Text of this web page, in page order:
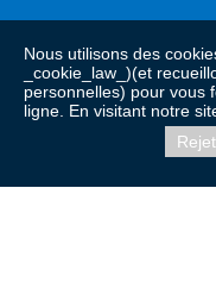
Nous utilisons des
_cookie_law_)(et
personnelles) pour vous
ligne. En visitant notre